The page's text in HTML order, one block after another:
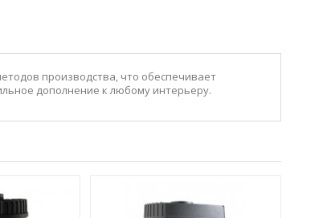
производства, что обеспечивает
дополнение к любому интерьеру.